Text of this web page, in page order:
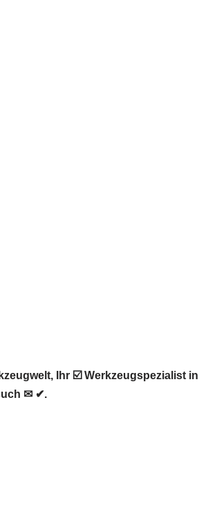
Ihr ☑️ Werkzeugspezialist in
✉ ✔.